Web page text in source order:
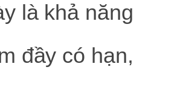
là khả năng
đầy có hạn,